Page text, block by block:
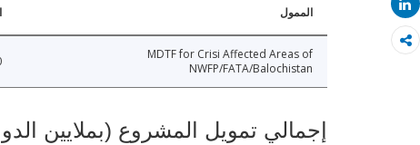
Share
الممول
MDTF for Crisi Affected Areas of
NWFP/FATA/Balochistan
إجمالي تمويل المشروع (بملايين